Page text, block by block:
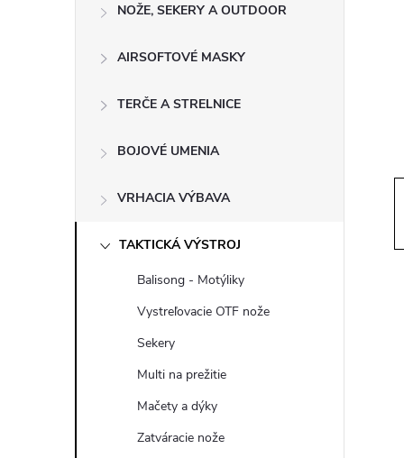
n
NOŽE, SEKERY A OUTDOOR
AIRSOFTOVÉ MASKY
TERČE A STRELNICE
BOJOVÉ UMENIA
VRHACIA VÝBAVA
TAKTICKÁ VÝSTROJ
Balisong - Motýliky
Vystreľovacie OTF nože
Sekery
Multi na prežitie
Mačety a dýky
Zatváracie nože